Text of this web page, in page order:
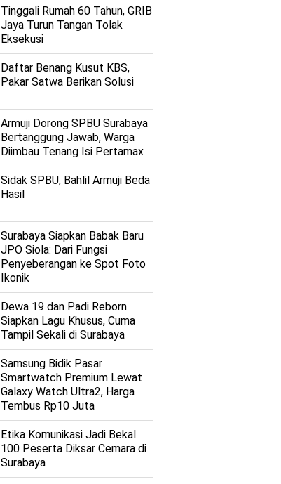
Tinggali Rumah 60 Tahun, GRIB
Jaya Turun Tangan Tolak
Eksekusi
Daftar Benang Kusut KBS,
Pakar Satwa Berikan Solusi
Armuji Dorong SPBU Surabaya
Bertanggung Jawab, Warga
Diimbau Tenang Isi Pertamax
Sidak SPBU, Bahlil Armuji Beda
Hasil
Surabaya Siapkan Babak Baru
JPO Siola: Dari Fungsi
Penyeberangan ke Spot Foto
Ikonik
Dewa 19 dan Padi Reborn
Siapkan Lagu Khusus, Cuma
Tampil Sekali di Surabaya
Samsung Bidik Pasar
Smartwatch Premium Lewat
Galaxy Watch Ultra2, Harga
Tembus Rp10 Juta
Etika Komunikasi Jadi Bekal
100 Peserta Diksar Cemara di
Surabaya